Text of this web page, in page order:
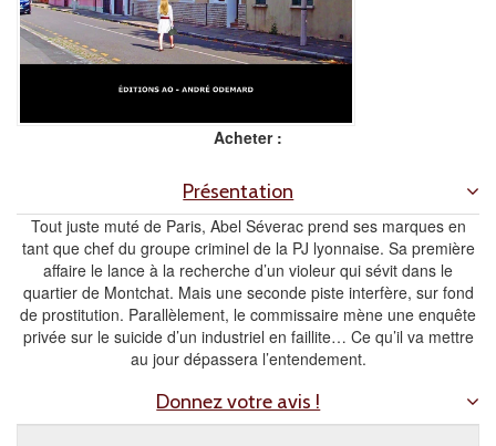
Acheter :
Présentation
Tout juste muté de Paris, Abel Séverac prend ses marques en
tant que chef du groupe criminel de la PJ lyonnaise. Sa première
affaire le lance à la recherche d’un violeur qui sévit dans le
quartier de Montchat. Mais une seconde piste interfère, sur fond
de prostitution. Parallèlement, le commissaire mène une enquête
privée sur le suicide d’un industriel en faillite… Ce qu’il va mettre
au jour dépassera l’entendement.
Donnez votre avis !